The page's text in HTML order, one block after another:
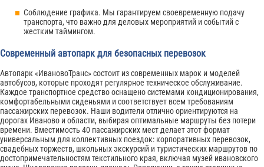
Соблюдение графика. Мы гарантируем своевременную подачу
транспорта, что важно для деловых мероприятий и событий с
жестким таймингом.
Современный автопарк для безопасных перевозок
Автопарк «ИвановоТранс» состоит из современных марок и моделей
автобусов, которые проходят регулярное техническое обслуживание.
Каждое транспортное средство оснащено системами кондиционирования,
комфортабельными сиденьями и соответствует всем требованиям
пассажирских перевозок. Наши водители отлично ориентируются на
дорогах Иваново и области, выбирая оптимальные маршруты без потери
времени. Вместимость 40 пассажирских мест делает этот формат
универсальным для коллективных поездок: корпоративных перевозок,
свадебных торжеств, школьных экскурсий и туристических маршрутов по
достопримечательностям текстильного края, включая музей ивановского